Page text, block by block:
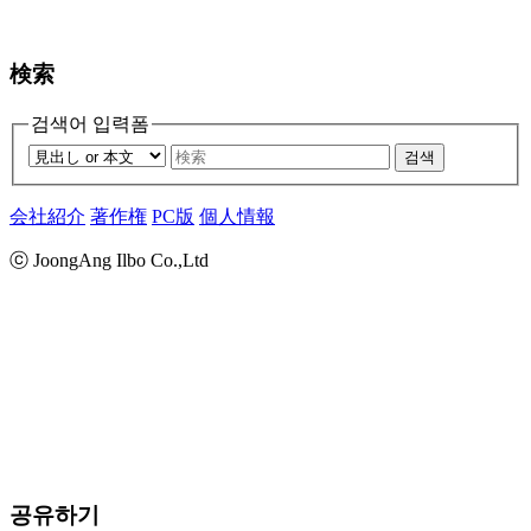
検索
검색어 입력폼
검색
会社紹介 著作権 PC版 個人情報
ⓒ JoongAng Ilbo Co.,Ltd
공유하기